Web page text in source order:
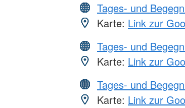
Tages- und
Karte: Link zur
Tages- und
Karte: Link zur
Tages- und
Karte: Link zur